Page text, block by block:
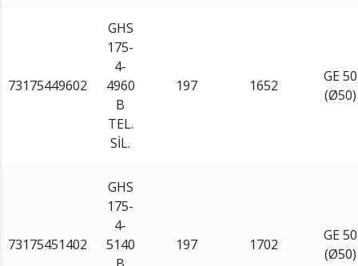
73175449602
GHS
175-
4-
4960
B
TEL.
SİL.
197 1652
GE 50
(Ø50)
73175451402
GHS
175-
4-
5140
197 1702
GE 50
(Ø50)